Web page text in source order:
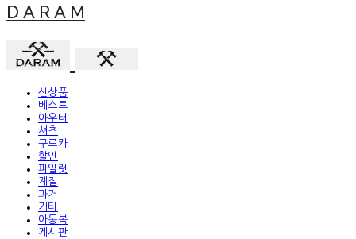
D A R A M
신상품
베스트
아우터
셔츠
구르카
할인
파일럿
계절
과거
기타
아동복
게시판